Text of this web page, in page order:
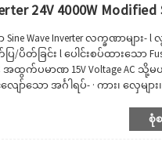
24V 4000W Modified
ာ Sine Wave Inverter လက္ခဏာ
တ်ခြင်း l ပေါင်းစပ်ထားသော
က်ပမာဏ 15V Voltage AC သို့မဟု
ော်သော အင်္ဂါရပ်- · ကား၊ လှေမျာ
စုံ